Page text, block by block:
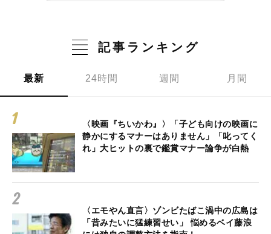
記事ランキング
最新 24時間 週間 月間
〈映画『ちいかわ』〉「子ども向けの映画に
静かにするマナーはありません」「叱ってく
れ」大ヒットの裏で鑑賞マナー論争が白熱
〈エモやん直言〉ゾンビたばこ渦中の広島は
「昔みたいに猛練習せい」 悩めるベイ藤浪